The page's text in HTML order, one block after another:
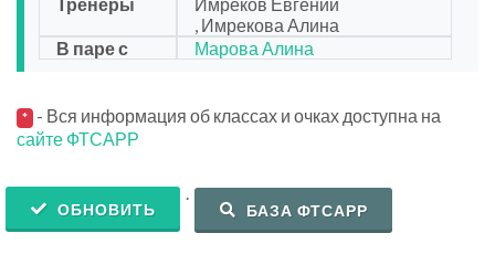
, Имрекова Алина
В паре с
Марова Алина
* - Вся информация об классах и очках доступна на
сайте ФТСАРР
ОБНОВИТЬ
.
БАЗА ФТСАРР